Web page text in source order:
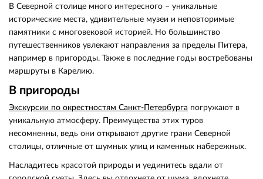
В Северной столице много интересного – уникальные
исторические места, удивительные музеи и неповторимые
памятники с многовековой историей. Но большинство
путешественников увлекают направления за пределы Питера,
например в пригороды. Также в последние годы востребованы
маршруты в Карелию.
В пригороды
Экскурсии по окрестностям Санкт-Петербурга погружают в
уникальную атмосферу. Преимущества этих туров
несомненны, ведь они открывают другие грани Северной
столицы, отличные от шумных улиц и каменных набережных.
Насладитесь красотой природы и уединитесь вдали от